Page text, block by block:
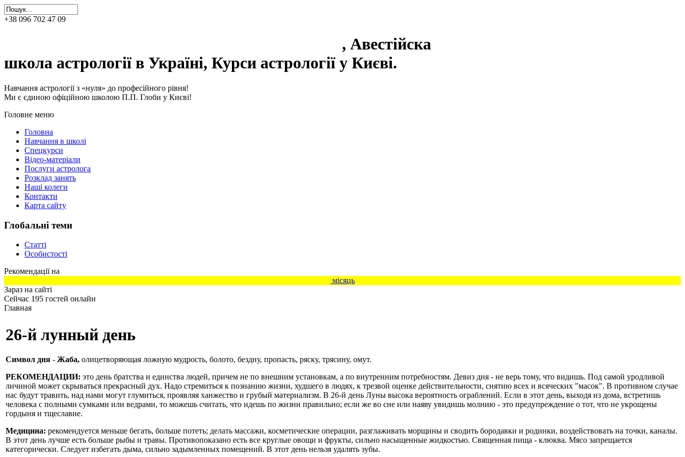
+38 096 702 47 09
, Авестійска
школа астрології в Україні, Курси астрології у Києві.
Навчання астрології з «нуля» до професійного рівня!
Ми є єдиною офіційною школою П.П. Глоби у Києві!
Головне меню
Головна
Навчання в школі
Спецкурси
Відео-матеріали
Послуги астролога
Розклад занять
Наші колеги
Контакти
Карта сайту
Глобальні теми
Статті
Особистості
Рекомендації на
місяць
Зараз на сайті
Сейчас 195 гостей онлайн
Главная
26-й лунный день
Символ дня - Жаба, олицетворяющая ложную мудрость, болото, бездну, пропасть, ряску, трясину, омут.
РЕКОМЕНДАЦИИ: это день братства и единства людей, причем не по внешним установкам, а по внутренним потребностям. Девиз дня - не верь тому, что видишь. Под самой уродливой
личиной может скрываться прекрасный дух. Надо стремиться к познанию жизни, худшего в людях, к трезвой оценке действительности, снятию всех и всяческих "масок". В противном случае
нас будут травить, над нами могут глумиться, проявляя ханжество и грубый материализм. В 26-й день Луны высока вероятность ограблений. Если в этот день, выходя из дома, встретишь
человека с полными сумками или ведрами, то можешь считать, что идешь по жизни правильно; если же во сне или наяву увидишь молнию - это предупреждение о тот, что не укрощены
гордыня и тщеславие.
Медицина: рекомендуется меньше бегать, больше потеть; делать массажи, косметические операции, разглаживать морщины и сводить бородавки и родинки, воздействовать на точки, каналы.
В этот день лучше есть больше рыбы и травы. Противопоказано есть все круглые овощи и фрукты, сильно насыщенные жидкостью. Священная пища - клюква. Мясо запрещается
категорически. Следует избегать дыма, сильно задымленных помещений. В этот день нельзя удалять зубы.